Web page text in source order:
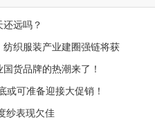
远吗？
纺织服装产业建圈强链将获
货品牌的热潮来了！
或可准备迎接大促销！
纱表现欠佳